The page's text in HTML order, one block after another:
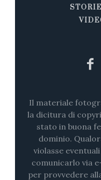
Il materiale
la dicitura di
stato in buona
dominio.
violasse
comunicarlo via
per provvedere